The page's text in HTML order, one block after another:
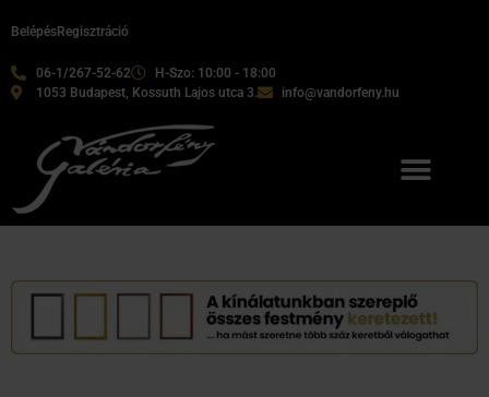
06-1/267-52-62
H-Szo: 10:00 - 18:00
1053 Budapest, Kossuth Lajos utca 3.
info@vandorfeny.hu
BelépésRegisztráció